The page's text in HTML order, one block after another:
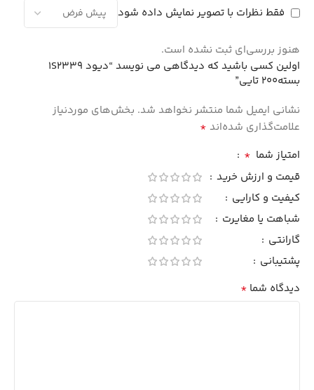
فقط نظرات با تصویر نمایش داده شود
هنوز بررسی‌ای ثبت نشده است.
اولین کسی باشید که دیدگاهی می نویسد “دیود 1S2339
بسته200 تایی”
نشانی ایمیل شما منتشر نخواهد شد. بخش‌های موردنیاز
علامت‌گذاری شده‌اند *
امتیاز شما *
قیمت و ارزش خرید
کیفیت و کارایی
شباهت یا مغایرت
گارانتی
پشتیبانی
دیدگاه شما *